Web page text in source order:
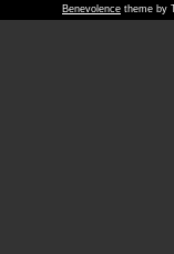
Benevolence theme by